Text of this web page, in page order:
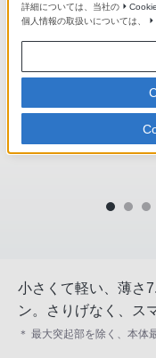
小さくて軽い、薄さ
ン。さりげなく、ス
＊ 最大突起部を除く、本体
詳細については、当社の
個人情報の取扱いについては、